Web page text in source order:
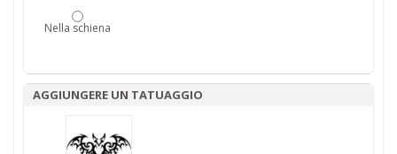
Nella schiena
AGGIUNGERE UN TATUAGGIO